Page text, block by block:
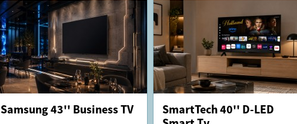
Samsung 43'' Business TV
SmartTech 40'' D-LED